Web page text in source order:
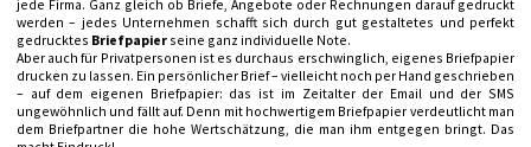
jede Firma. Ganz gleich ob Briefe, Angebote oder Rechnungen darauf gedruckt
werden – jedes Unternehmen schafft sich durch gut gestaltetes und perfekt
gedrucktes Briefpapier seine ganz individuelle Note.
Aber auch für Privatpersonen ist es durchaus erschwinglich, eigenes Briefpapier
drucken zu lassen. Ein persönlicher Brief – vielleicht noch per Hand geschrieben
– auf dem eigenen Briefpapier: das ist im Zeitalter der Email und der SMS
ungewöhnlich und fällt auf. Denn mit hochwertigem Briefpapier verdeutlicht man
dem Briefpartner die hohe Wertschätzung, die man ihm entgegen bringt. Das